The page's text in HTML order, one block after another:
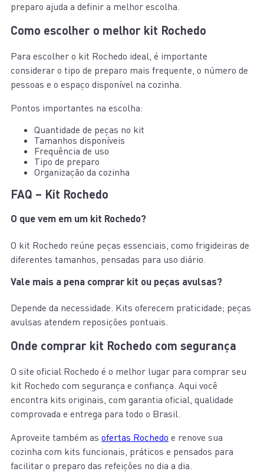
preparo ajuda a definir a melhor escolha.
Como escolher o melhor kit Rochedo
Para escolher o kit Rochedo ideal, é importante
considerar o tipo de preparo mais frequente, o número de
pessoas e o espaço disponível na cozinha.
Pontos importantes na escolha:
Quantidade de peças no kit
Tamanhos disponíveis
Frequência de uso
Tipo de preparo
Organização da cozinha
FAQ – Kit Rochedo
O que vem em um kit Rochedo?
O kit Rochedo reúne peças essenciais, como frigideiras de
diferentes tamanhos, pensadas para uso diário.
Vale mais a pena comprar kit ou peças avulsas?
Depende da necessidade. Kits oferecem praticidade; peças
avulsas atendem reposições pontuais.
Onde comprar kit Rochedo com segurança
O site oficial Rochedo é o melhor lugar para comprar seu
kit Rochedo com segurança e confiança. Aqui você
encontra kits originais, com garantia oficial, qualidade
comprovada e entrega para todo o Brasil.
Aproveite também as ofertas Rochedo e renove sua
cozinha com kits funcionais, práticos e pensados para
facilitar o preparo das refeições no dia a dia.